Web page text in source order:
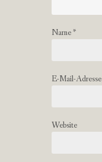
Name*
E-Mail-Adresse
Website